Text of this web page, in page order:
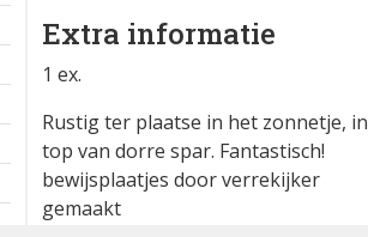
Extra informatie
1 ex.
Rustig ter plaatse in het zonnetje, in
top van dorre spar. Fantastisch!
bewijsplaatjes door verrekijker
gemaakt